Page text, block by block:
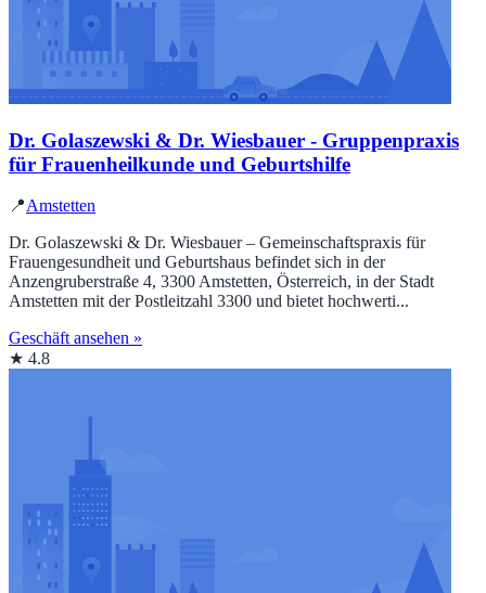
Dr. Golaszewski & Dr. Wiesbauer - Gruppenpraxis
für Frauenheilkunde und Geburtshilfe
📍Amstetten
Dr. Golaszewski & Dr. Wiesbauer – Gemeinschaftspraxis für
Frauengesundheit und Geburtshaus befindet sich in der
Anzengruberstraße 4, 3300 Amstetten, Österreich, in der Stadt
Amstetten mit der Postleitzahl 3300 und bietet hochwerti...
Geschäft ansehen »
★ 4.8